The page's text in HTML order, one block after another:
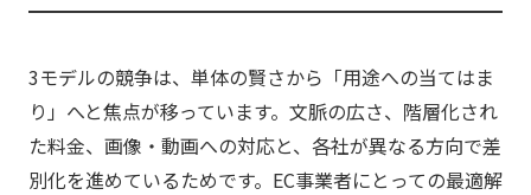
3モデルの競争は、単体の賢さから「用途への当てはま
り」へと焦点が移っています。文脈の広さ、階層化され
た料金、画像・動画への対応と、各社が異なる方向で差
別化を進めているためです。EC事業者にとっての最適解